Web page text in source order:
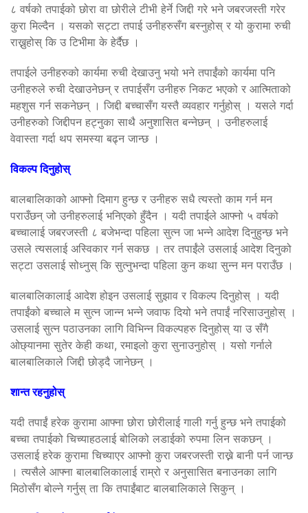
८ वर्षको तपाईको छोरा वा छोरीले टीभी हेर्ने जिद्दी गरे भने जबरजस्ती गरेर
कुरा मिल्दैन । यसको सट्टा तपाई उनीहरुसँग बस्नुहोस् र यो कुरामा रुची
राख्नुहोस् कि उ टिभीमा के हेर्दैछ ।
तपाईले उनीहरुको कार्यमा रुची देखाउनु भयो भने तपाईंको कार्यमा पनि
उनीहरुले रुची देखाउनेछन् र तपाईसँग उनीहरु निकट भएको र आत्मिताको
महशुस गर्न सकनेछन् । जिद्दी बच्चासँग यस्तै व्यवहार गर्नुहोस् । यसले गर्दा
उनीहरुको जिद्दीपन हट्नुका साथै अनुशासित बन्नेछन् । उनीहरुलाई
वेवास्ता गर्दा थप समस्या बढ्न जान्छ ।
विकल्प दिनुहोस्
बालबालिकाको आफ्नो दिमाग हुन्छ र उनीहरु सधै त्यस्तो काम गर्न मन
पराउँछन् जो उनीहरुलाई भनिएको हुँदैन । यदी तपाईले आफ्नो ५ वर्षको
बच्चालाई जबरजस्ती ८ बजेभन्दा पहिला सुत्न जा भन्ने आदेश दिनुहुन्छ भने
उसले त्यसलाई अस्विकार गर्न सकछ । तर तपाईंले उसलाई आदेश दिनुको
सट्टा उसलाई सोध्नुस् कि सुत्नुभन्दा पहिला कुन कथा सुन्न मन पराउँछ ।
बालबालिकालाई आदेश होइन उसलाई सुझाव र विकल्प दिनुहोस् । यदी
तपाईंको बच्चाले म सुत्न जान्न भन्ने जवाफ दियो भने तपाईं नरिसाउनुहोस् ।
उसलाई सुत्न पठाउनका लागि विभिन्न विकल्पहरु दिनुहोस् या उ सँगै
ओछ्यानमा सुतेर केही कथा, रमाइलो कुरा सुनाउनुहोस् । यसो गर्नाले
बालबालिकाले जिद्दी छोड्दै जानेछन् ।
शान्त रहनुहोस्
यदी तपाईं हरेक कुरामा आफ्ना छोरा छोरीलाई गाली गर्नु हुन्छ भने तपाईको
बच्चा तपाईको चिच्याहठलाई बोलिको लडाईको रुपमा लिन सकछन् ।
उसलाई हरेक कुरामा चिच्याएर आफ्नो कुरा जबरजस्ती राख्ने बानी पर्न जान्छ
। त्यसैले आफ्ना बालबालिकालाई राम्रो र अनुसासित बनाउनका लागि
मिठोसँग बोल्ने गर्नुस् ता कि तपाईंबाट बालबालिकाले सिकुन् ।